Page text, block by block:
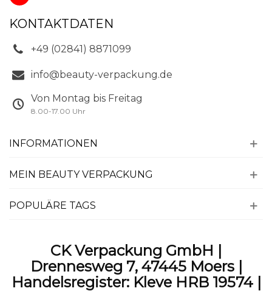
KONTAKTDATEN
+49 (02841) 8871099
info@beauty-verpackung.de
Von Montag bis Freitag
8.00-17.00 Uhr
INFORMATIONEN
MEIN BEAUTY VERPACKUNG
POPULÄRE TAGS
CK Verpackung GmbH |
Drennesweg 7, 47445 Moers |
Handelsregister: Kleve HRB 19574 |